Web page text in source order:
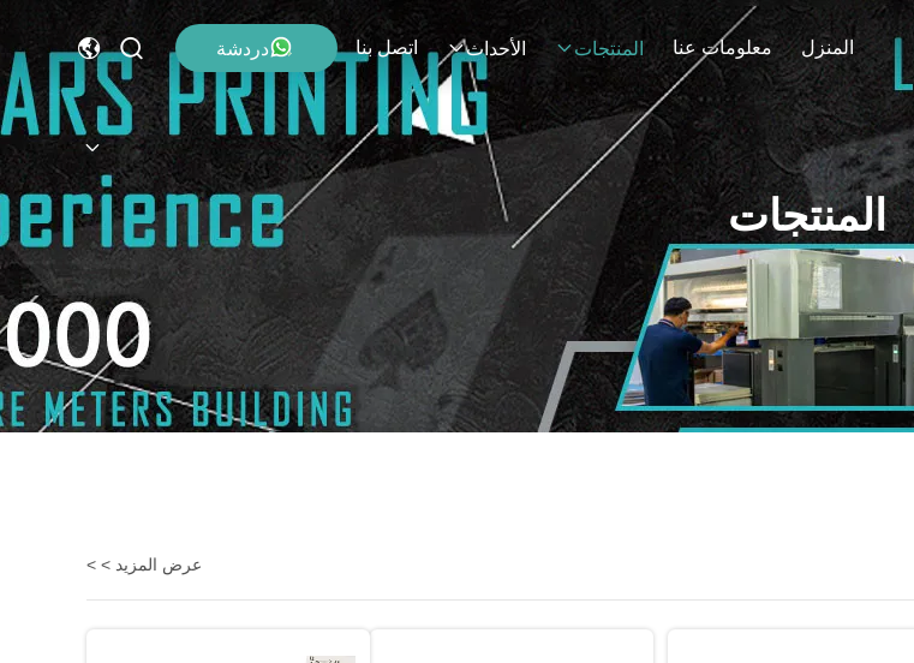
المنزل معلومات عنا المنتجات الأحداث اتصل بنا دردشة
المنتجات
عرض المزيد > >